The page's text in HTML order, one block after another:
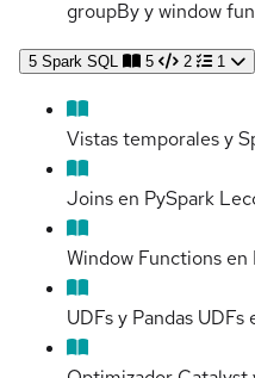
groupBy y window
5 Spark SQL 5 2 1
Vistas temporales y
Joins en PySpark
Window Functions en
UDFs y Pandas UDFs